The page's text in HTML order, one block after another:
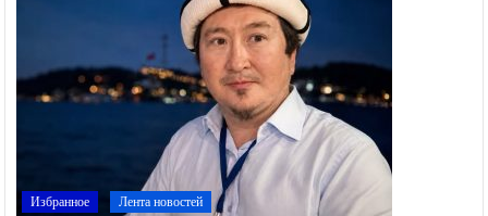
Избранное Лента новостей